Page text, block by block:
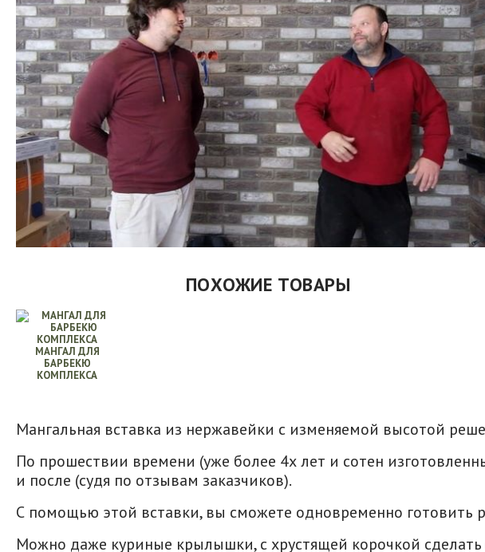
ПОХОЖИЕ ТОВАРЫ
МАНГАЛ ДЛЯ
БАРБЕКЮ
КОМПЛЕКСА
Мангальная вставка из нержавейки с изменяемой высотой
По прошествии времени (уже более 4х лет и сотен
и после (судя по отзывам заказчиков).
С помощью этой вставки, вы сможете одновременно готовить
Можно даже куриные крылышки, с хрустящей корочкой